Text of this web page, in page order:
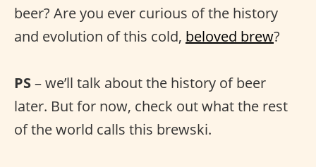
beer? Are you ever curious of the history
and evolution of this cold, beloved brew?
PS– we’ll talk about the history of beer
later. But for now, check out what the rest
of the world calls this brewski.